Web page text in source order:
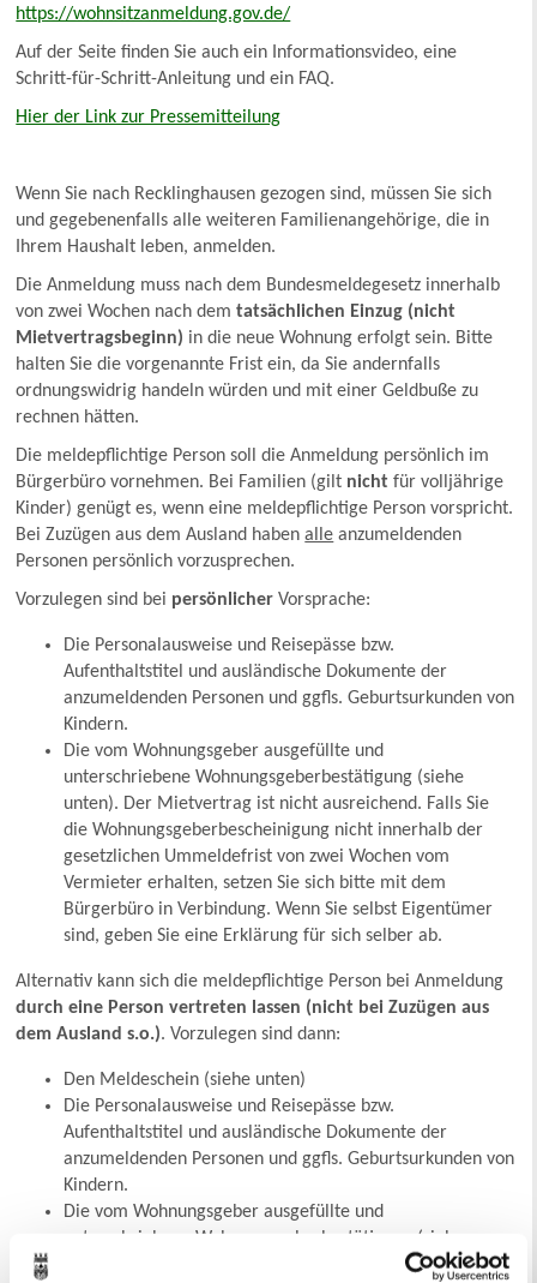
https://wohnsitzanmeldung.gov.de/
Auf der Seite finden Sie auch ein Informationsvideo, eine
Schritt-für-Schritt-Anleitung und ein FAQ.
Hier der Link zur Pressemitteilung
Wenn Sie nach Recklinghausen gezogen sind, müssen Sie sich
und gegebenenfalls alle weiteren Familienangehörige, die in
Ihrem Haushalt leben, anmelden.
Die Anmeldung muss nach dem Bundesmeldegesetz innerhalb
von zwei Wochen nach demtatsächlichen Einzug (nicht
Mietvertragsbeginn) in die neue Wohnung erfolgt sein. Bitte
halten Sie die vorgenannte Frist ein, da Sie andernfalls
ordnungswidrig handeln würden und mit einer Geldbuße zu
rechnen hätten.
Die meldepflichtige Person soll die Anmeldung persönlich im
Bürgerbüro vornehmen. Bei Familien (gilt nicht für volljährige
Kinder) genügt es, wenn eine meldepflichtige Person vorspricht.
Bei Zuzügen aus dem Ausland habenalle anzumeldenden
Personen persönlich vorzusprechen.
Vorzulegen sind bei persönlicher Vorsprache:
Die Personalausweise und Reisepässe bzw.
Aufenthaltstitel und ausländische Dokumente der
anzumeldenden Personen und ggfls. Geburtsurkunden von
Kindern.
Die vom Wohnungsgeber ausgefüllte und
unterschriebene Wohnungsgeberbestätigung (siehe
unten). Der Mietvertrag ist nicht ausreichend. Falls Sie
die Wohnungsgeberbescheinigung nicht innerhalb der
gesetzlichen Ummeldefrist von zwei Wochen vom
Vermieter erhalten, setzen Sie sich bitte mit dem
Bürgerbüro in Verbindung. Wenn Sie selbst Eigentümer
sind, geben Sie eine Erklärung für sich selber ab.
Alternativ kann sich die meldepflichtige Person bei Anmeldung
durch eine Person vertreten lassen (nicht bei Zuzügen aus
dem Ausland s.o.). Vorzulegen sind dann:
Den Meldeschein (siehe unten)
Die Personalausweise und Reisepässe bzw.
Aufenthaltstitel und ausländische Dokumente der
anzumeldenden Personen und ggfls. Geburtsurkunden von
Kindern.
Die vom Wohnungsgeber ausgefüllte und
unterschriebene Wohnungsgeberbestätigung (siehe
unten). Der Mietvertrag ist nicht ausreichend. Falls Sie